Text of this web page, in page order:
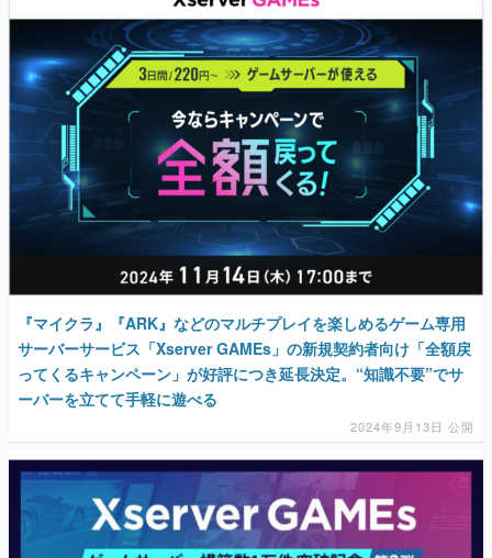
『マイクラ』『ARK』などのマルチプレイを楽しめるゲーム専用
サーバーサービス「Xserver GAMEs」の新規契約者向け「全額戻
ってくるキャンペーン」が好評につき延長決定。“知識不要”でサ
ーバーを立てて手軽に遊べる
2024年9月13日 公開